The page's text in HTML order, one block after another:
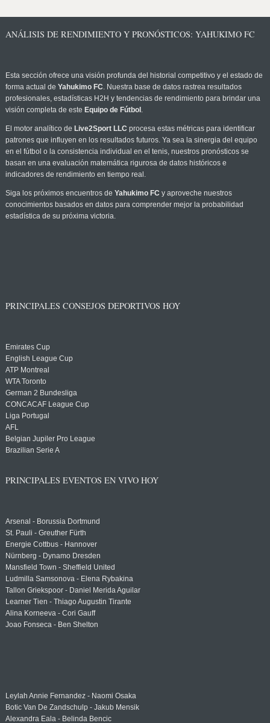
ANÁLISIS DE RENDIMIENTO Y PRONÓSTICOS: YAHUKIMO FC
Esta sección ofrece una visión profunda del historial competitivo y el estado de
forma actual de Yahukimo FC. Nuestra base de datos rastrea resultados
profesionales, estadísticas H2H y tendencias de rendimiento para brindar una
visión completa de este Equipo de Fútbol .
El motor analítico de Live2Sport LLC procesa estas métricas para identificar
patrones que influyen en los resultados futuros. Ya sea la sinergia del equipo
en el fútbol o la consistencia individual en el tenis, nuestros pronósticos se
basan en una evaluación matemática rigurosa de datos históricos e
indicadores de rendimiento en tiempo real.
Siga los próximos encuentros de Yahukimo FC y aproveche nuestros
conocimientos basados en datos para comprender mejor la probabilidad
estadística de su próxima victoria.
PRINCIPALES CONSEJOS DEPORTIVOS HOY
Emirates Cup
English League Cup
ATP Montreal
WTA Toronto
German 2 Bundesliga
CONCACAF League Cup
Liga Portugal
AFL
Belgian Jupiler Pro League
Brazilian Serie A
PRINCIPALES EVENTOS EN VIVO HOY
Arsenal - Borussia Dortmund
St. Pauli - Greuther Fürth
Energie Cottbus - Hannover
Nürnberg - Dynamo Dresden
Mansfield Town - Sheffield United
Ludmilla Samsonova - Elena Rybakina
Tallon Griekspoor - Daniel Merida Aguilar
Learner Tien - Thiago Augustin Tirante
Alina Korneeva - Cori Gauff
Joao Fonseca - Ben Shelton
Leylah Annie Fernandez - Naomi Osaka
Botic Van De Zandschulp - Jakub Mensik
Alexandra Eala - Belinda Bencic